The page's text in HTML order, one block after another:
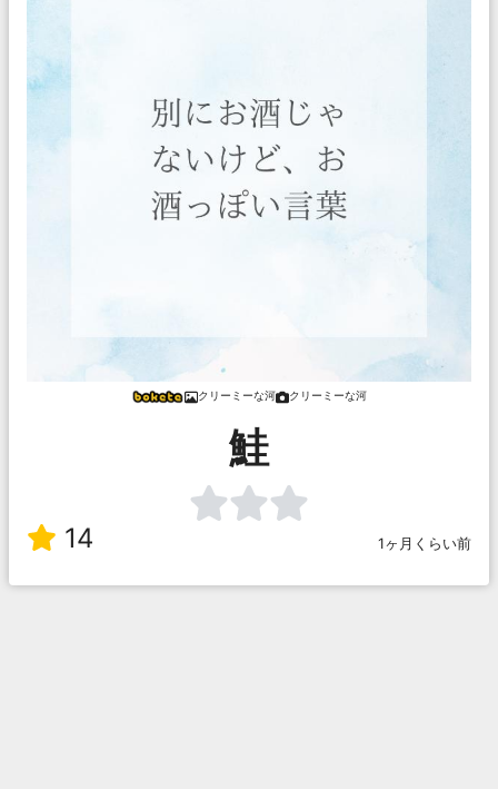
クリーミーな河 クリーミーな河
鮭
14 1ヶ月くらい前